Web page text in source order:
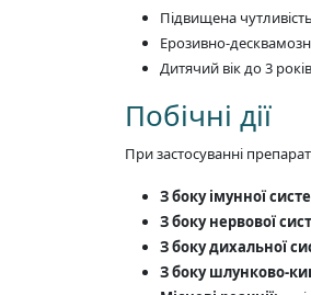
Підвищена
Ерозивно-
Дитячий вік до 3 років
Побічні дії
При застосуванні
З боку імунної
З боку нервової
З боку дихальної
З боку шлунково-